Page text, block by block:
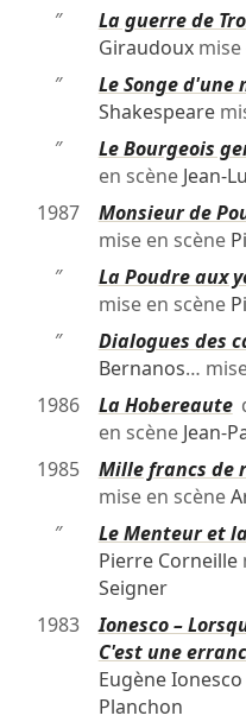
″
La guerre de
Giraudouxmise
″
Le Songe d'une
Shakespeare
″
Le Bourgeois
en scène Jean-
1987
Monsieur de
mise en scène
″
La Poudre aux
mise en scène
″
Dialogues des
Bernanos…
1986
La Hobereaute
en scène Jean-
1985
Mille francs de
mise en scène
″
Le Menteur et
Pierre Corneille
Seigner
1983
Ionesco –
C'est une
Eugène Ionesco
Planchon